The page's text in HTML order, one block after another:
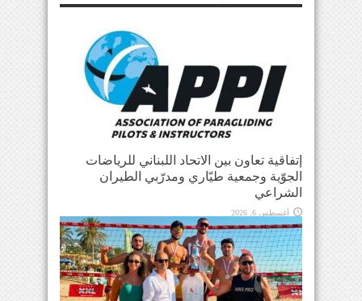
إتفاقية تعاون بين الاتحاد اللبناني للرياضات
الجوّية وجمعية طيّاري ومدرّبي الطيران
الشراعي
أغسطس 6, 2026